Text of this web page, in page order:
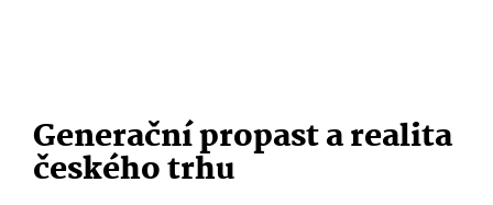
Generační propast a realita
českého trhu